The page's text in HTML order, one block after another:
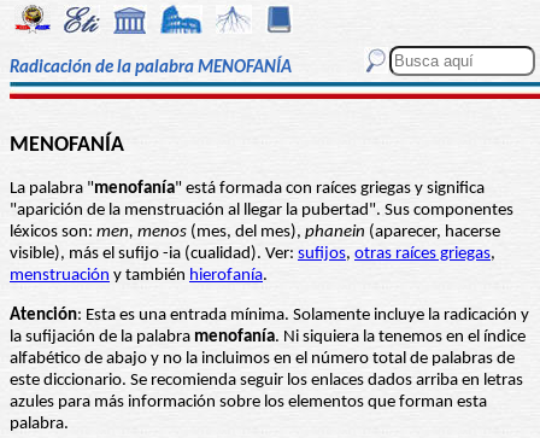
Radicación de la palabra MENOFANÍA
MENOFANÍA
La palabra "menofanía" está formada con raíces griegas y significa
"aparición de la menstruación al llegar la pubertad". Sus componentes
léxicos son: men, menos (mes, del mes), phanein (aparecer, hacerse
visible), más el sufijo -ia (cualidad). Ver: sufijos, otras raíces griegas,
menstruación y también hierofanía.
Atención: Esta es una entrada mínima. Solamente incluye la radicación y
la sufijación de la palabra menofanía. Ni siquiera la tenemos en el índice
alfabético de abajo y no la incluimos en el número total de palabras de
este diccionario. Se recomienda seguir los enlaces dados arriba en letras
azules para más información sobre los elementos que forman esta
palabra.